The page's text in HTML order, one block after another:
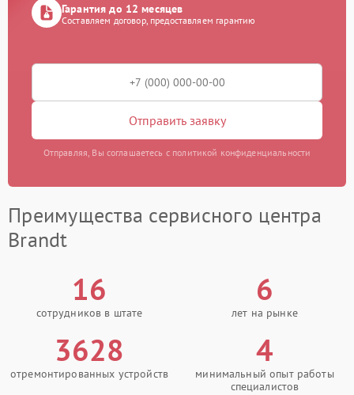
Гарантия до 12 месяцев
Составляем договор, предоставляем гарантию
Отправить заявку
Отправляя, Вы соглашаетесь с политикой конфиденциальности
Преимущества сервисного центра
Brandt
16
сотрудников в штате
6
лет на рынке
3628
отремонтированных устройств
4
минимальный опыт работы
специалистов